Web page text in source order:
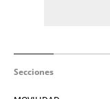
Secciones